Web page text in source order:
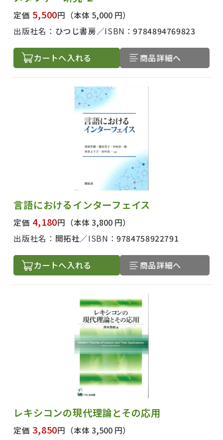
著者名で絞り込む
定価 5,500円 （本体 5,000 円）
出版社名： ひつじ書房 ISBN：9784894769823
カートへ入れる 商品詳細へ
言語におけるインターフェイス
定価 4,180円 （本体 3,800 円）
出版社名： 開拓社 ISBN：9784758922791
カートへ入れる 商品詳細へ
レキシコンの現代理論とその応用
定価 3,850円 （本体 3,500 円）